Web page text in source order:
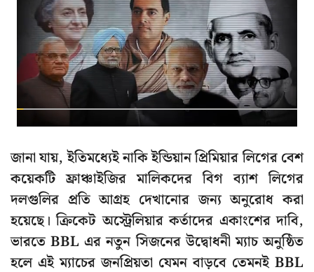
জানা যায়, ইতিমধ্যেই নাকি ইন্ডিয়ান প্রিমিয়ার লিগের বেশ
কয়েকটি ফ্রাঞ্চাইজির মালিকদের বিগ ব্যাশ লিগের
দলগুলির প্রতি আগ্রহ দেখানোর জন্য অনুরোধ করা
হয়েছে। ক্রিকেট অস্ট্রেলিয়ার কর্তাদের একাংশের দাবি,
ভারতে BBL এর নতুন সিজনের উদ্বোধনী ম্যাচ অনুষ্ঠিত
হলে এই ম্যাচের জনপ্রিয়তা যেমন বাড়বে তেমনই BBL